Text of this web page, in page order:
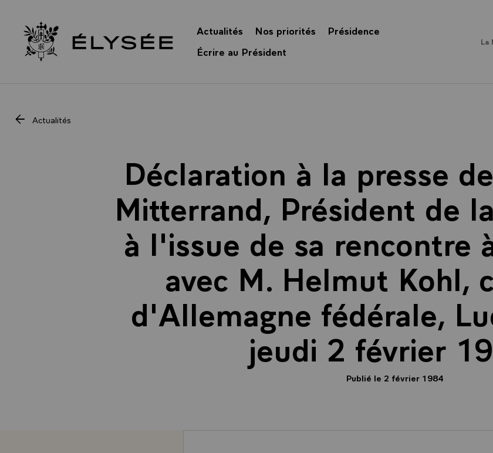
Retour à l’accueil Élysée
Actualités Nos priorités
Présidence
Écrire au Président
La
Actualités
Déclaration à la presse
Mitterrand, Président de
à l'issue de sa rencontre
avec M. Helmut Kohl,
d'Allemagne fédérale,
jeudi 2 février
Publié le 2 février 1984